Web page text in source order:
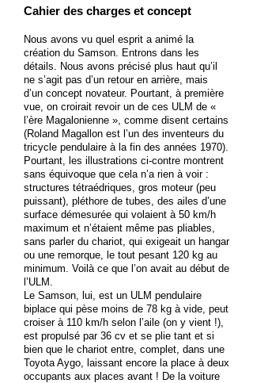
Cahier des charges et concept
Nous avons vu quel esprit a animé la
création du Samson. Entrons dans les
détails. Nous avons précisé plus haut qu’il
ne s’agit pas d’un retour en arrière, mais
d’un concept novateur. Pourtant, à première
vue, on croirait revoir un de ces ULM de «
l’ère Magalonienne », comme disent certains
(Roland Magallon est l’un des inventeurs du
tricycle pendulaire à la fin des années 1970).
Pourtant, les illustrations ci-contre montrent
sans équivoque que cela n’a rien à voir :
structures tétraédriques, gros moteur (peu
puissant), pléthore de tubes, des ailes d’une
surface démesurée qui volaient à 50 km/h
maximum et n’étaient même pas pliables,
sans parler du chariot, qui exigeait un hangar
ou une remorque, le tout pesant 120 kg au
minimum. Voilà ce que l’on avait au début de
l’ULM.
Le Samson, lui, est un ULM pendulaire
biplace qui pèse moins de 78 kg à vide, peut
croiser à 110 km/h selon l’aile (on y vient !),
est propulsé par 36 cv et se plie tant et si
bien que le chariot entre, complet, dans une
Toyota Aygo, laissant encore la place à deux
occupants aux places avant ! De la voiture